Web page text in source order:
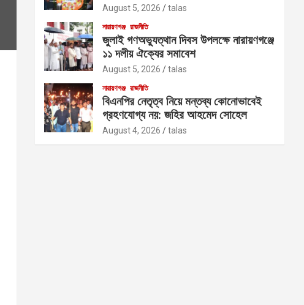
August 5, 2026 talas
নারায়ণগঞ্জ রাজনীতি
জুলাই গণঅভ্যুত্থান দিবস উপলক্ষে নারায়ণগঞ্জে
১১ দলীয় ঐক্যের সমাবেশ
August 5, 2026 talas
নারায়ণগঞ্জ রাজনীতি
বিএনপির নেতৃত্ব নিয়ে মন্তব্য কোনোভাবেই
গ্রহণযোগ্য নয়: জহির আহমেদ সোহেল
August 4, 2026 talas